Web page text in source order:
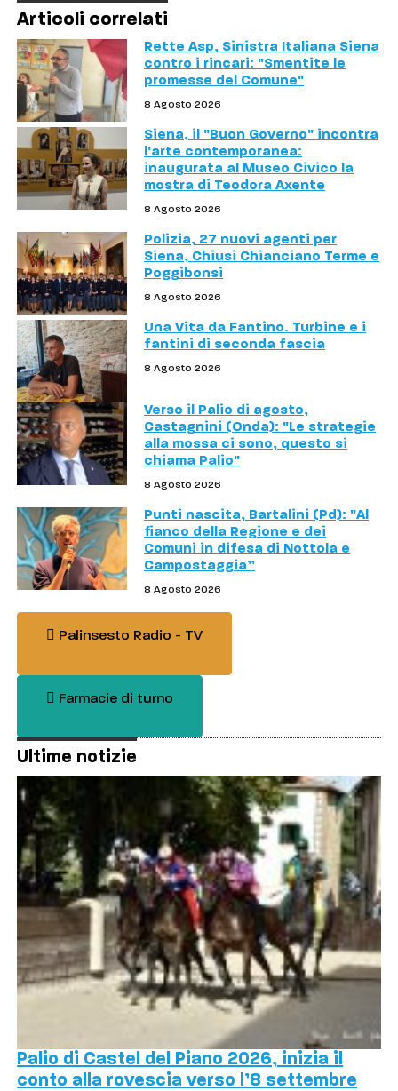
Articoli correlati
Rette Asp, Sinistra Italiana Siena
contro i rincari: "Smentite le
promesse del Comune"
8 Agosto 2026
Siena, il "Buon Governo" incontra
l'arte contemporanea:
inaugurata al Museo Civico la
mostra di Teodora Axente
8 Agosto 2026
Polizia, 27 nuovi agenti per
Siena, Chiusi Chianciano Terme e
Poggibonsi
8 Agosto 2026
Una Vita da Fantino. Turbine e i
fantini di seconda fascia
8 Agosto 2026
Verso il Palio di agosto,
Castagnini (Onda): "Le strategie
alla mossa ci sono, questo si
chiama Palio"
8 Agosto 2026
Punti nascita, Bartalini (Pd): "Al
fianco della Regione e dei
Comuni in difesa di Nottola e
Campostaggia”
8 Agosto 2026
Palinsesto Radio - TV
Farmacie di turno
Ultime notizie
Palio di Castel del Piano 2026, inizia il
conto alla rovescia verso l’8 settembre